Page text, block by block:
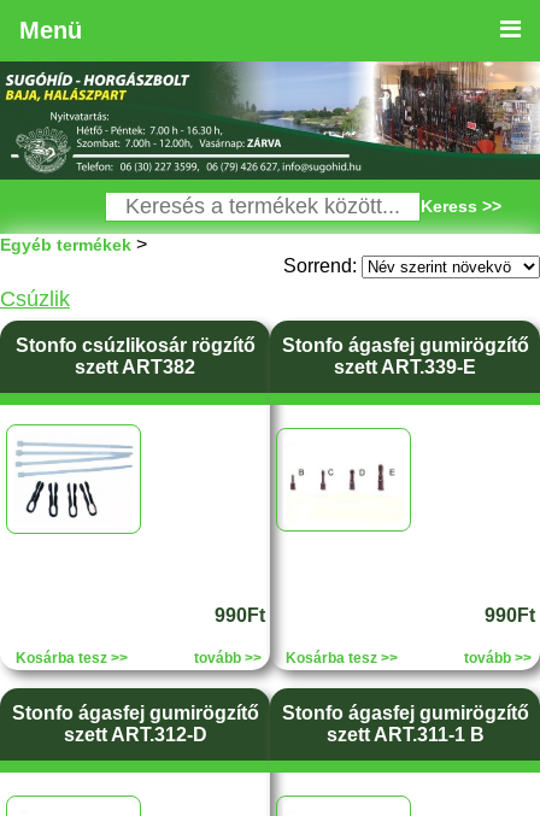
Menü
Keress >>
Egyéb termékek >
Sorrend:
Csúzlik
Stonfo csúzlikosár rögzítő
szett ART382
990Ft
Kosárba tesz >> tovább >>
Stonfo ágasfej gumirögzítő
szett ART.339-E
990Ft
Kosárba tesz >> tovább >>
Stonfo ágasfej gumirögzítő
szett ART.312-D
Stonfo ágasfej gumirögzítő
szett ART.311-1 B